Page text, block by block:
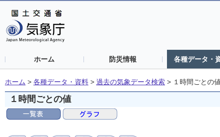
ホーム 防災情報 各種データ・
ホーム > 各種データ・資料 > 過去の気象データ検索 > １時間ごとの
１時間ごとの値